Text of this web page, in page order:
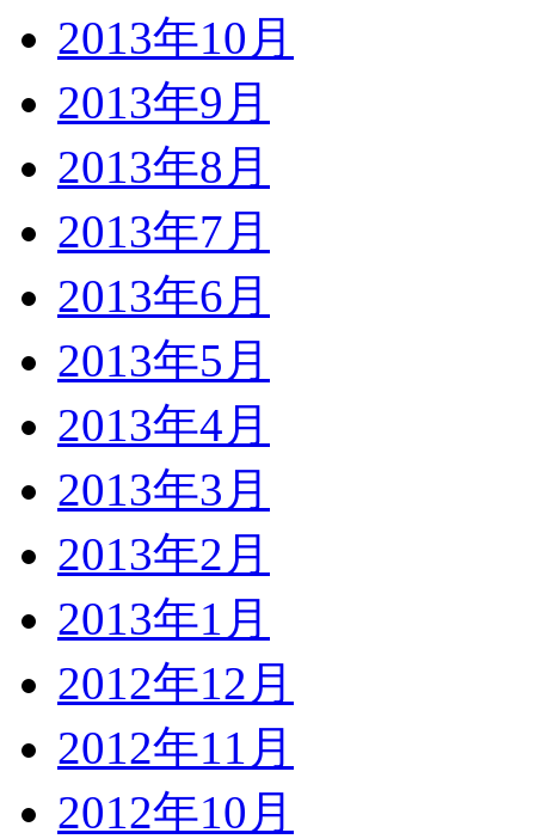
2013年10月
2013年9月
2013年8月
2013年7月
2013年6月
2013年5月
2013年4月
2013年3月
2013年2月
2013年1月
2012年12月
2012年11月
2012年10月